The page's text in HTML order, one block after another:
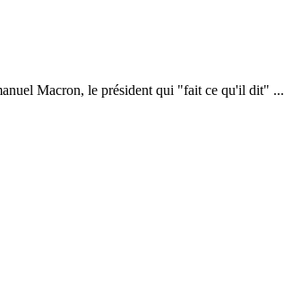
Macron, le président qui "fait ce qu'il dit" ...